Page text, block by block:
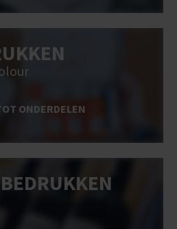
ONDERDELEN